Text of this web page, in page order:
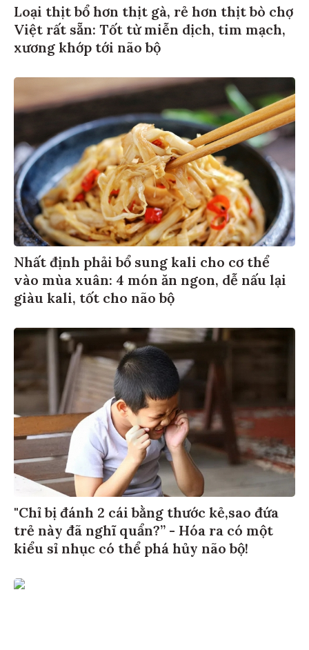
Loại thịt bổ hơn thịt gà, rẻ hơn thịt bò chợ
Việt rất sẵn: Tốt từ miễn dịch, tim mạch,
xương khớp tới não bộ
Nhất định phải bổ sung kali cho cơ thể
vào mùa xuân: 4 món ăn ngon, dễ nấu lại
giàu kali, tốt cho não bộ
"Chỉ bị đánh 2 cái bằng thước kẻ,sao đứa
trẻ này đã nghĩ quẩn?” - Hóa ra có một
kiểu sỉ nhục có thể phá hủy não bộ!